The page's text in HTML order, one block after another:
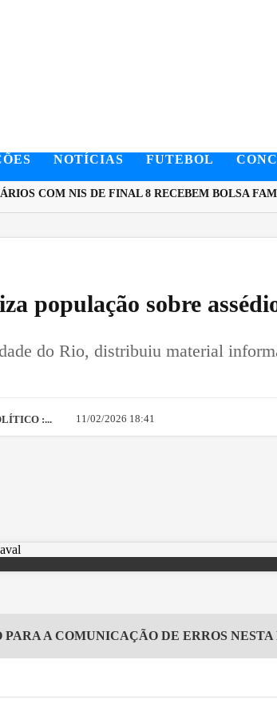
NOTÍCIAS FUTEBOL
COM NIS DE FINAL 8 RECEBEM BOLSA
população sobre
do Rio, distribuiu material
:... 11/02/2026 18:41
PARA A COMUNICAÇÃO DE ERROS NESTA